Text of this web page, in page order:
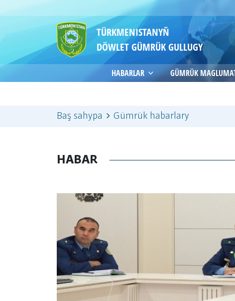
TÜRKMENISTANYŇ
DÖWLET GÜMRÜK GULLUGY
HABARLAR GÜMRÜK
Baş sahypa Gümrük habarlary
HABAR